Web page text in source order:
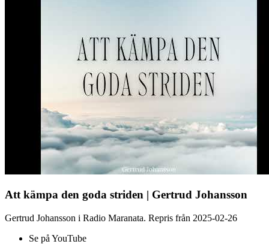
Att kämpa den goda striden | Gertrud Johansson
Gertrud Johansson i Radio Maranata. Repris från 2025-02-26
Se på YouTube